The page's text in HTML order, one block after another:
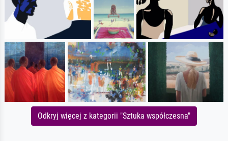
Odkryj więcej z kategorii "Sztuka współczesna"